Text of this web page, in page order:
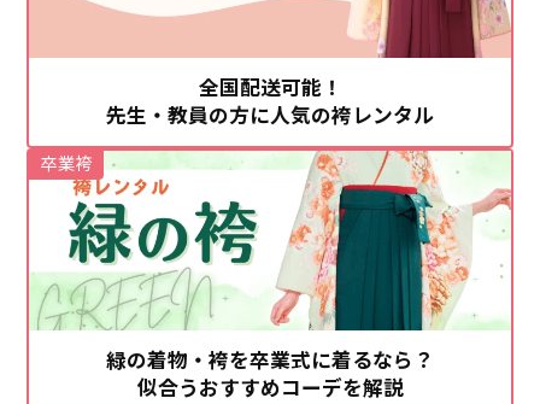
全国配送可能！
先生・教員の方に人気の袴レンタル
緑の着物・袴を卒業式に着るなら？
似合うおすすめコーデを解説
卒業袴